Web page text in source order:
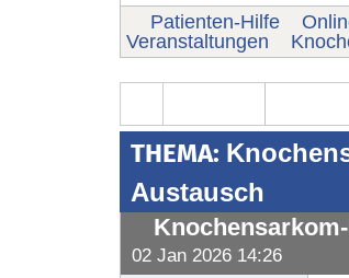
Patienten-Hilfe
Veranstaltungen
THEMA:
Austausch
02 Jan 2026 14:26